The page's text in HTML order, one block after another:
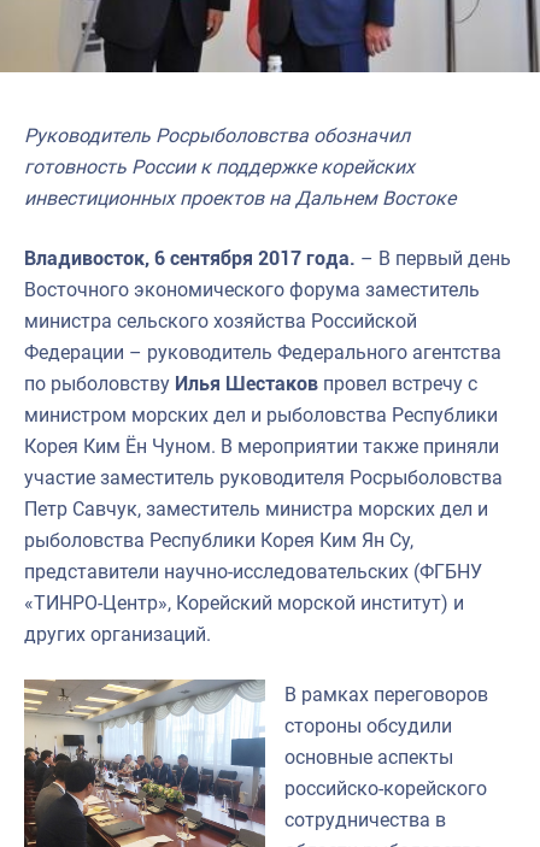
Руководитель Росрыболовства обозначил
готовность России к поддержке корейских
инвестиционных проектов на Дальнем Востоке
Владивосток, 6 сентября 2017 года. – В первый день
Восточного экономического форума заместитель
министра сельского хозяйства Российской
Федерации – руководитель Федерального агентства
по рыболовству Илья Шестаков провел встречу с
министром морских дел и рыболовства Республики
Корея Ким Ён Чуном. В мероприятии также приняли
участие заместитель руководителя Росрыболовства
Петр Савчук, заместитель министра морских дел и
рыболовства Республики Корея Ким Ян Су,
представители научно-исследовательских (ФГБНУ
«ТИНРО-Центр», Корейский морской институт) и
других организаций.
В рамках переговоров
стороны обсудили
основные аспекты
российско-корейского
сотрудничества в